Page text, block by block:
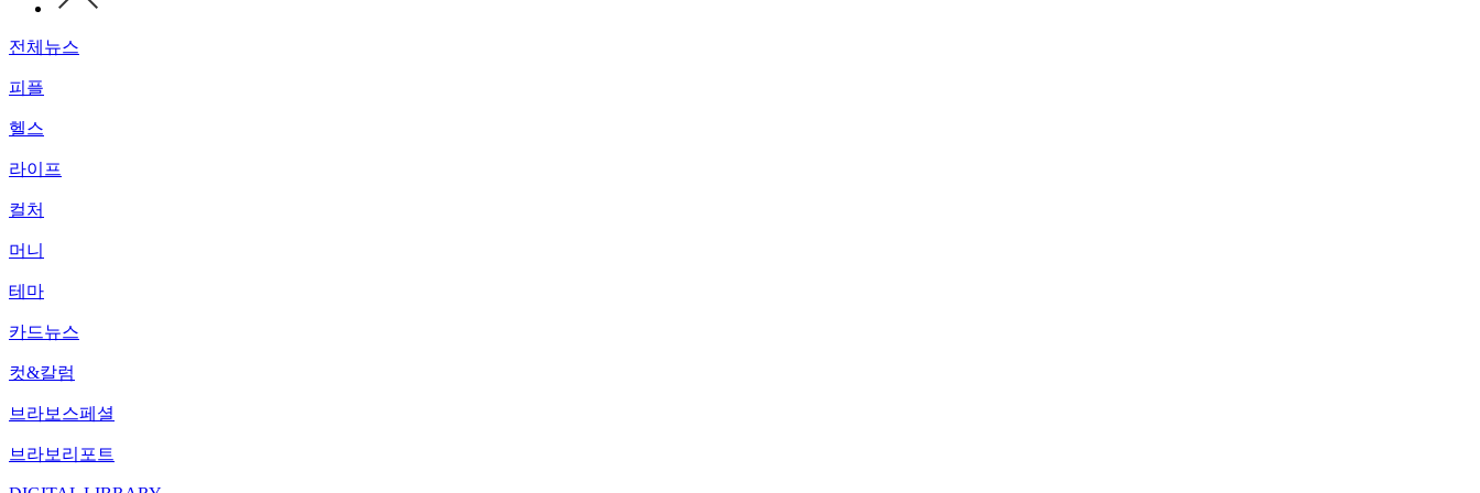
전체뉴스
피플
헬스
라이프
컬처
머니
테마
카드뉴스
컷&칼럼
브라보스페셜
브라보리포트